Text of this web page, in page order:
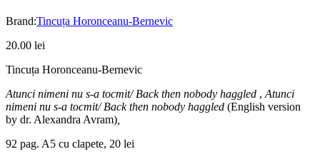
Brand:Tincuța Horonceanu-Bernevic
20.00 lei
Tincuța Horonceanu-Bernevic
Atunci nimeni nu s-a tocmit/ Back then nobody haggled , Atunci
nimeni nu s-a tocmit/ Back then nobody haggled (English version
by dr. Alexandra Avram)
92 pag. A5 cu clapete, 20 lei